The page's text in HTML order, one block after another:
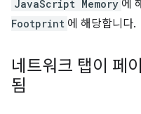
JavaScript Memory 에
Footprint 에 해당합니다.
네트워크 탭이 페
됨